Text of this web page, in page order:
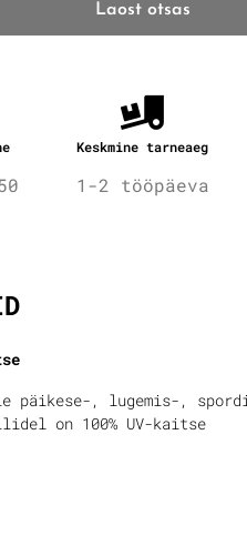
Laost otsas
Keskmine tarneaeg
1-2 tööpäeva
päikese-, lugemis-,
on 100% UV-kaitse